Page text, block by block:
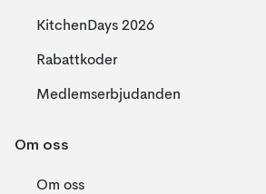
KitchenDays 2026
Rabattkoder
Medlemserbjudanden
Om oss
Om oss